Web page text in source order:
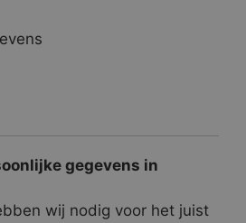
gegevens in
wij nodig voor het juist